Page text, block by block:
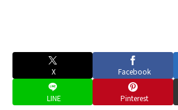
X Facebook
LINE Pinterest